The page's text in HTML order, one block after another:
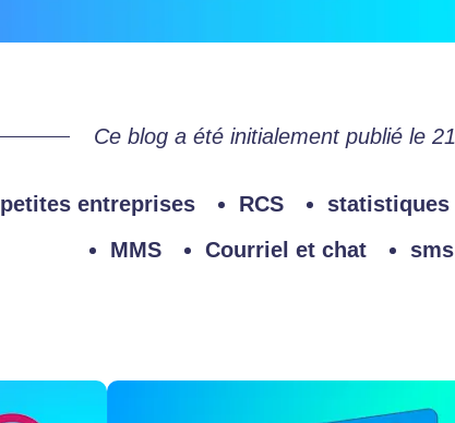
Ce blog a été initialement publié le
petites entreprises RCS statistiques
MMS
Courriel et chat